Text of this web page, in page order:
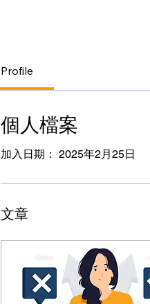
Profile
個人檔案
加入日期： 2025年2月25日
文章